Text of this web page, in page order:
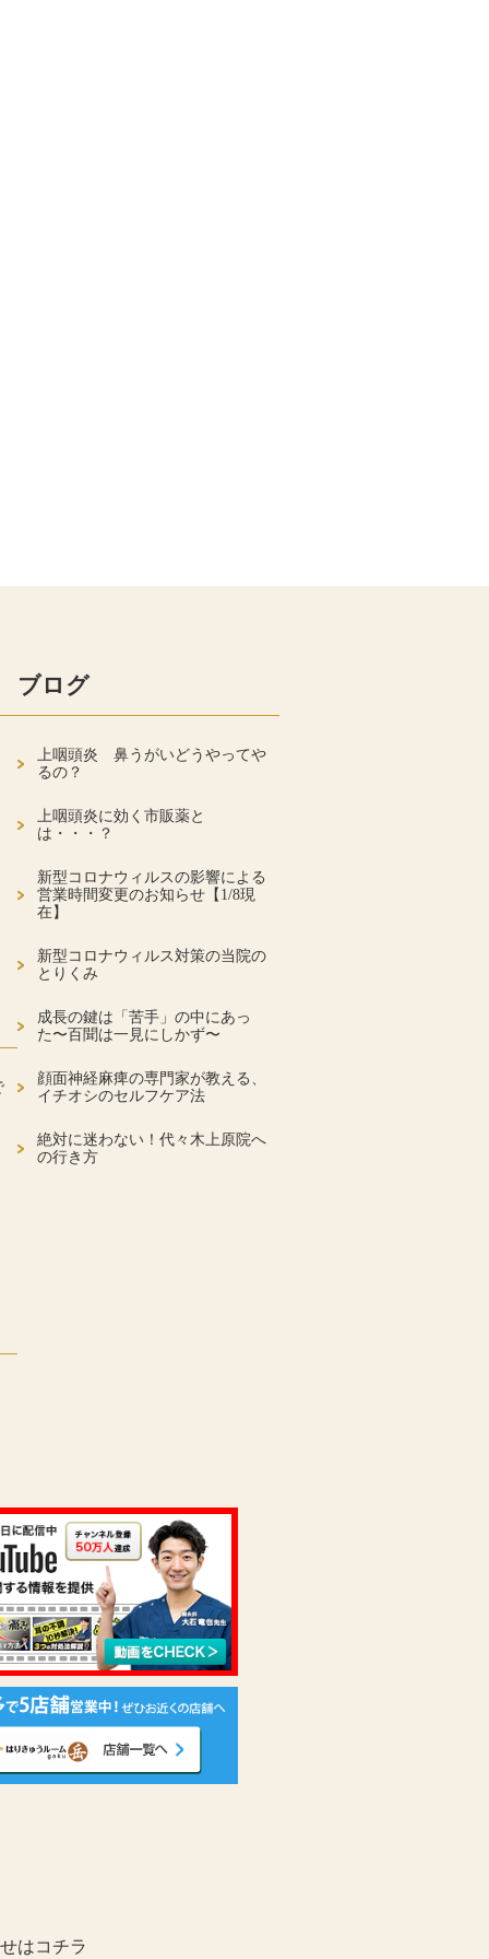
ブログ
上咽頭炎 鼻うがいどうやってや
るの？
上咽頭炎に効く市販薬と
は・・・？
新型コロナウィルスの影響による
営業時間変更のお知らせ【1/8現
在】
新型コロナウィルス対策の当院の
とりくみ
成長の鍵は「苦手」の中にあっ
た〜百聞は一見にしかず〜
顔面神経麻痺の専門家が教える、
イチオシのセルフケア法
絶対に迷わない！代々木上原院へ
の行き方
はコチラ